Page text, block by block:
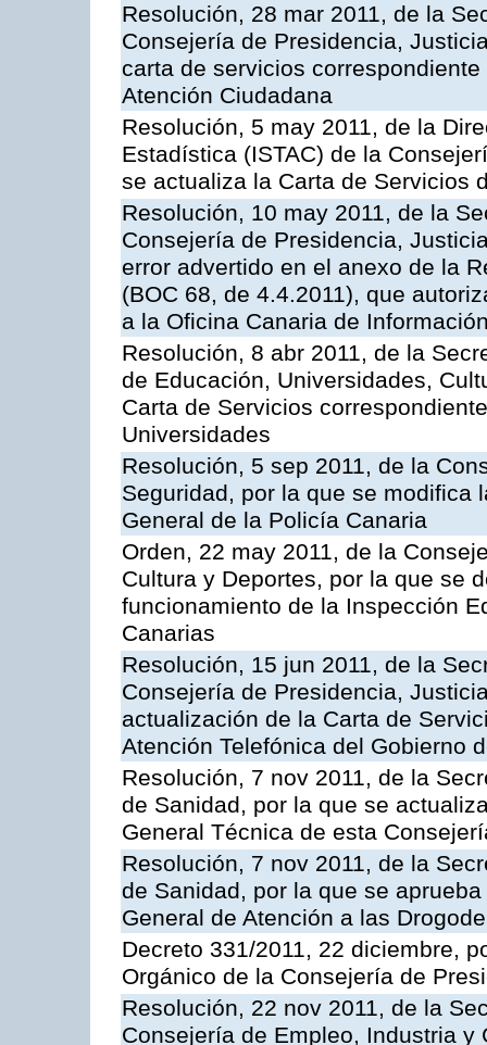
Resolución, 28 mar 2011, de la
Consejería de Presidencia,
carta de servicios
Atención Ciudadana
Resolución, 5 may 2011, de la
Estadística (ISTAC) de la
se actualiza la Carta de Servicios
Resolución, 10 may 2011, de la
Consejería de Presidencia,
error advertido en el anexo de la
(BOC 68, de 4.4.2011), que
a la Oficina Canaria de
Resolución, 8 abr 2011, de la
de Educación, Universidades,
Carta de Servicios
Universidades
Resolución, 5 sep 2011, de la
Seguridad, por la que se modifica
General de la Policía Canaria
Orden, 22 may 2011, de la
Cultura y Deportes, por la que se
funcionamiento de la Inspección
Canarias
Resolución, 15 jun 2011, de la
Consejería de Presidencia,
actualización de la Carta de
Atención Telefónica del Gobierno
Resolución, 7 nov 2011, de la
de Sanidad, por la que se
General Técnica de esta
Resolución, 7 nov 2011, de la
de Sanidad, por la que se
General de Atención a las
Decreto 331/2011, 22 diciembre,
Orgánico de la Consejería de
Resolución, 22 nov 2011, de la
Consejería de Empleo, Industria